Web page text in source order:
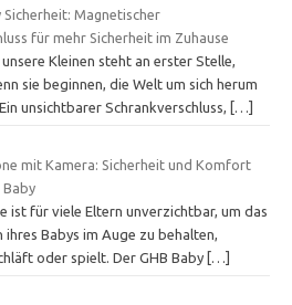
Magnetischer
für mehr Sicherheit im Zuhause
Kleinen steht an erster Stelle,
sie beginnen, die Welt um sich herum
unsichtbarer Schrankverschluss,
[…]
mit Kamera: Sicherheit und Komfort
ist für viele Eltern unverzichtbar, um das
Babys im Auge zu behalten,
oder spielt. Der GHB Baby […]